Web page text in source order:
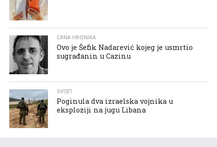
CRNA HRONIKA
Ovo je Šefik Nadarević kojeg je usmrtio
sugrađanin u Cazinu
SVIJET
Poginula dva izraelska vojnika u
eksploziji na jugu Libana